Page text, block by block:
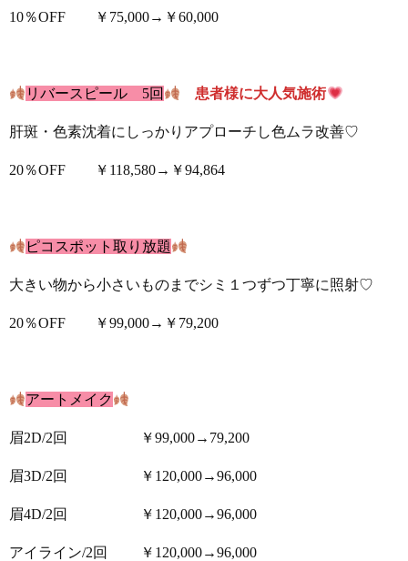
10％OFF ￥75,000→￥60,000
リバースピール 5回 患者様に大人気施術
肝斑・色素沈着にしっかりアプローチし色ムラ改善♡
20％OFF ￥118,580→￥94,864
ピコスポット取り放題
大きい物から小さいものまでシミ１つずつ丁寧に照射♡
20％OFF ￥99,000→￥79,200
アートメイク
眉2D/2回 ￥99,000→79,200
眉3D/2回 ￥120,000→96,000
眉4D/2回 ￥120,000→96,000
アイライン/2回 ￥120,000→96,000